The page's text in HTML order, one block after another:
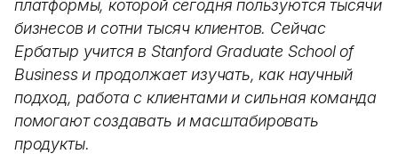
платформы, которой сегодня пользуются тысячи
бизнесов и сотни тысяч клиентов. Сейчас
Ербатыр учится в Stanford Graduate School of
Business и продолжает изучать, как научный
подход, работа с клиентами и сильная команда
помогают создавать и масштабировать
продукты.